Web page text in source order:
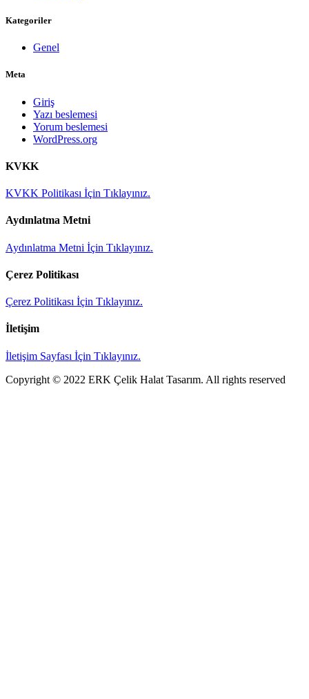
Kategoriler
Genel
Meta
Giriş
Yazı beslemesi
Yorum beslemesi
WordPress.org
KVKK
KVKK Politikası İçin Tıklayınız.
Aydınlatma Metni
Aydınlatma Metni İçin Tıklayınız.
Çerez Politikası
Çerez Politikası İçin Tıklayınız.
İletişim
İletişim Sayfası İçin Tıklayınız.
Copyright © 2022 ERK Çelik Halat Tasarım. All rights reserved